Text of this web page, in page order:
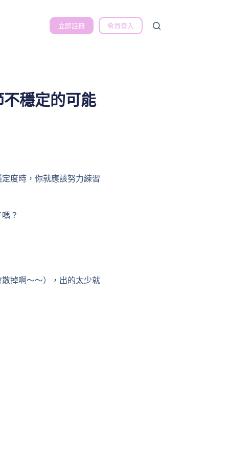
立即註冊 會員登入
穩定的可能
度時，你就應該努力練習
？
掉啊～～），出的太少就